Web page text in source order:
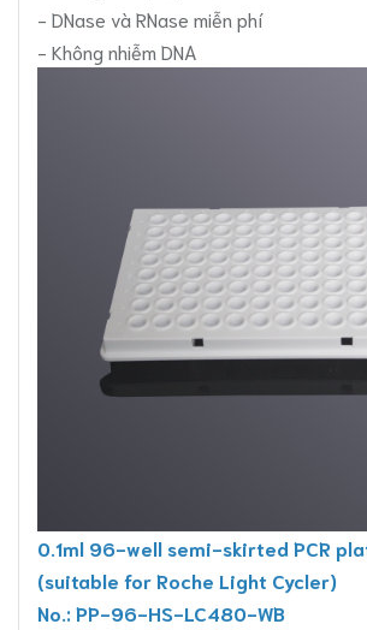
- DNase và RNase miễn phí
- Không nhiễm DNA
0.1ml 96-well semi-skirted PCR
(suitable for Roche Light Cycler)
No.: PP-96-HS-LC480-WB